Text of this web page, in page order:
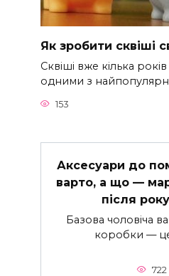
Як зробити сквіші
Сквіші вже кілька
одними з
153
Аксесуари до
варто, а що —
після
Базова чоловіча
коробки —
722